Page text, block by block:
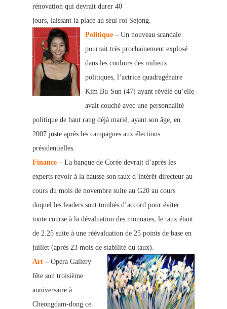
rénovation qui devrait durer 40
jours, laissant la place au seul roi Sejong.
Politique – Un nouveau scandale
pourrait très prochainement explosé
dans les couloirs des milieux
politiques, l’actrice quadragénaire
Kim Bu-Sun (47) ayant révélé qu’elle
avait couché avec une personnalité
politique de haut rang déjà marié, ayant son âge, en
2007 juste après les campagnes aux élections
présidentielles.
Finance – La banque de Corée devrait d’après les
experts revoir à la hausse son taux d’intérêt directeur au
cours du mois de novembre suite au G20 au cours
duquel les leaders sont tombés d’accord pour éviter
toute course à la dévaluation des monnaies, le taux étant
de 2.25 suite à une réévaluation de 25 points de base en
juillet (après 23 mois de stabilité du taux).
Art – Opera Gallery
fête son troisième
anniversaire à
Cheongdam-dong ce